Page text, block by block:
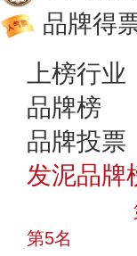
品牌得
上榜行业
品牌榜
品牌投票
发泥品牌
第5名